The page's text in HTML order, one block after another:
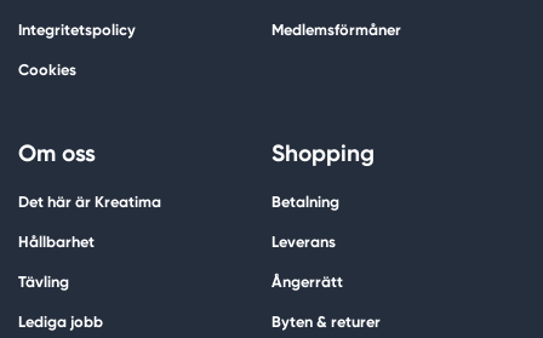
Integritetspolicy
Cookies
Medlemsförmåner
Om oss
Det här är Kreatima
Hållbarhet
Tävling
Lediga jobb
Shopping
Betalning
Leverans
Ångerrätt
Byten & returer